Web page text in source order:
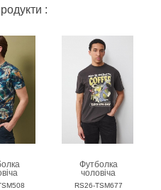
:
Футболка
чоловіча
MEDICINE
RS26-TSM677